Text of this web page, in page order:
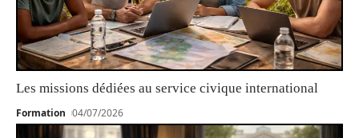
Les missions dédiées au service civique international
Formation 04/07/2026